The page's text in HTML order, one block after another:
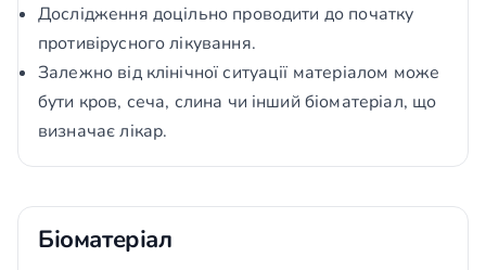
Дослідження доцільно проводити до початку
противірусного лікування.
Залежно від клінічної ситуації матеріалом може
бути кров, сеча, слина чи інший біоматеріал, що
визначає лікар.
Біоматеріал